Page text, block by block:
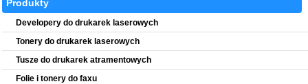
Produkty
Developery do drukarek laserowych
Tonery do drukarek laserowych
Tusze do drukarek atramentowych
Folie i tonery do faxu